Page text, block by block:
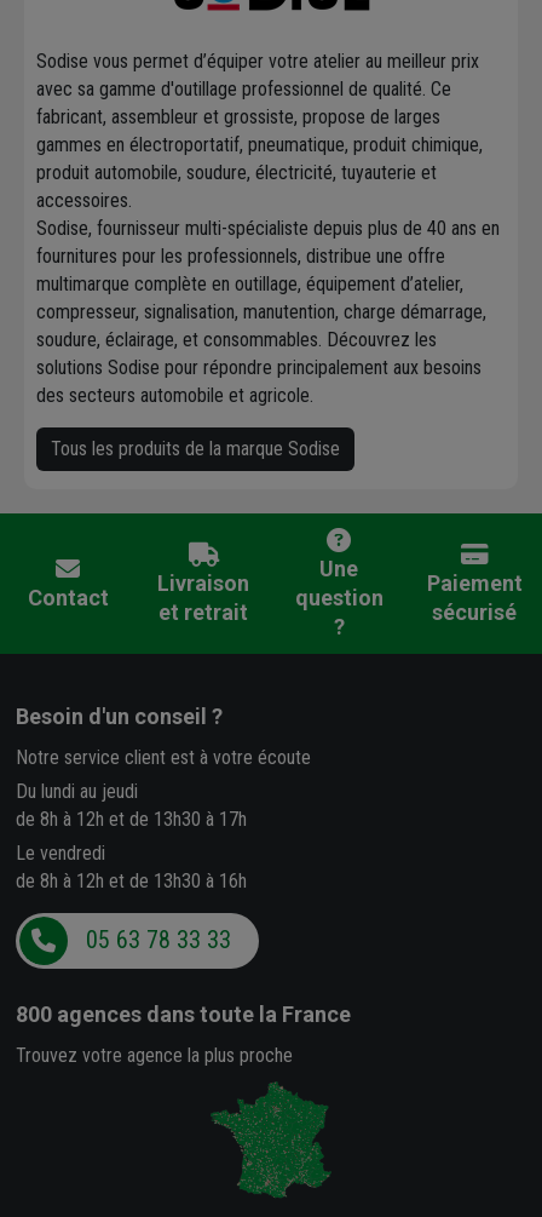
Sodise vous permet d’équiper votre atelier au meilleur prix
avec sa gamme d'outillage professionnel de qualité. Ce
fabricant, assembleur et grossiste, propose de larges
gammes en électroportatif, pneumatique, produit chimique,
produit automobile, soudure, électricité, tuyauterie et
accessoires.
Sodise, fournisseur multi-spécialiste depuis plus de 40 ans en
fournitures pour les professionnels, distribue une offre
multimarque complète en outillage, équipement d’atelier,
compresseur, signalisation, manutention, charge démarrage,
soudure, éclairage, et consommables. Découvrez les
solutions Sodise pour répondre principalement aux besoins
des secteurs automobile et agricole.
Tous les produits de la marque Sodise
Contact
Livraison
et retrait
Une
question
?
Paiement
sécurisé
Besoin d'un conseil ?
Notre service client est à votre écoute
Du lundi au jeudi
de 8h à 12h et de 13h30 à 17h
Le vendredi
de 8h à 12h et de 13h30 à 16h
05 63 78 33 33
800 agences dans toute la France
Trouvez votre agence la plus proche